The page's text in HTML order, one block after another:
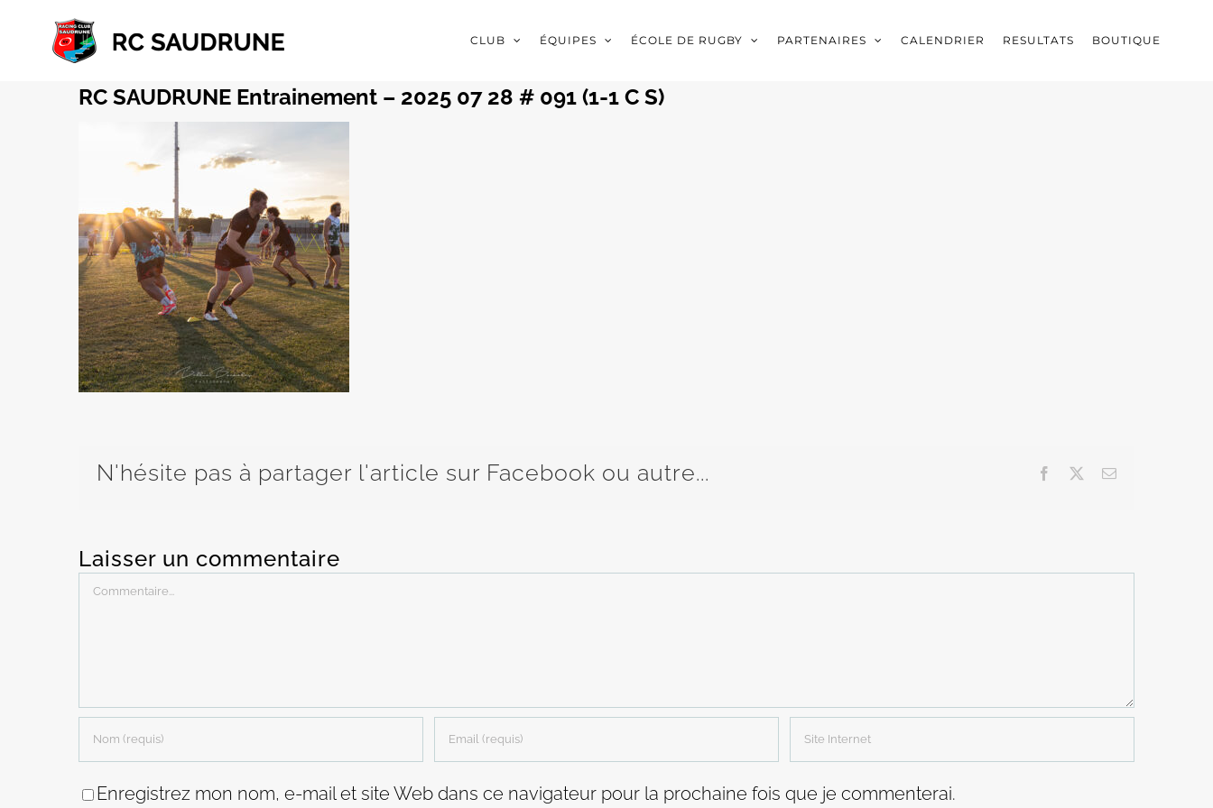
contenu
CLUB ÉQUIPES ÉCOLE DE RUGBY PARTENAIRES CALENDRIER RESULTATS BOUTIQUE
RC SAUDRUNE Entrainement – 2025 07 28 # 091 (1-1 C S)
N'hésite pas à partager l'article sur Facebook ou autre... Facebook Email
Laisser un commentaire
Commentaire
Enregistrez mon nom, e-mail et site Web dans ce navigateur pour la prochaine fois que je commenterai.